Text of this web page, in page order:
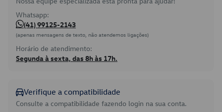
Whatsapp:
(41) 99125-2143
(apenas mensagens de texto, não atendemos ligações)
Horário de atendimento:
Segunda à sexta, das 8h às 17h.
Verifique a compatibilidade
Consulte a compatibilidade fazendo login na sua conta.